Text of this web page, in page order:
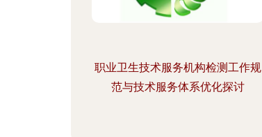
职业卫生技术服务机构检测工作规
范与技术服务体系优化探讨